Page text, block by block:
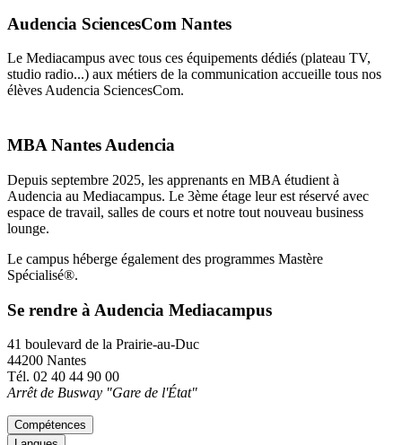
Audencia SciencesCom Nantes
Le Mediacampus avec tous ces équipements dédiés (plateau TV,
studio radio...) aux métiers de la communication accueille tous nos
élèves Audencia SciencesCom.
MBA Nantes Audencia
Depuis septembre 2025, les apprenants en MBA étudient à
Audencia au Mediacampus. Le 3ème étage leur est réservé avec
espace de travail, salles de cours et notre tout nouveau business
lounge.
Le campus héberge également des programmes Mastère
Spécialisé®.
Se rendre à Audencia Mediacampus
41 boulevard de la Prairie-au-Duc
44200 Nantes
Tél. 02 40 44 90 00
Arrêt de Busway "Gare de l'État"
Compétences